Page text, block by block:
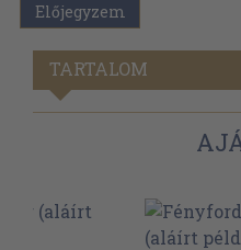
Előjegyzem
TARTALOM